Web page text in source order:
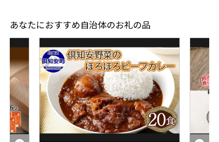
あなたにおすすめ自治体のお礼の品